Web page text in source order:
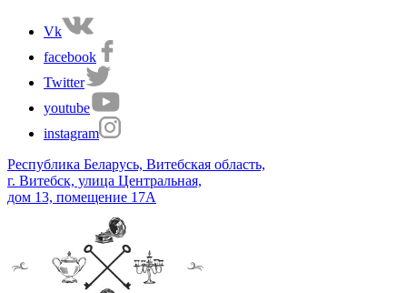
Vk
facebook
Twitter
youtube
instagram
Республика Беларусь, Витебская область,
г. Витебск, улица Центральная,
дом 13, помещение 17А